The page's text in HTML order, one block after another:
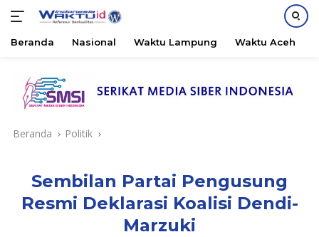
konten
Beranda Nasional Waktu Lampung Waktu Aceh
Beranda Politik
Sembilan Partai Pengusung
Resmi Deklarasi Koalisi Dendi-
Marzuki